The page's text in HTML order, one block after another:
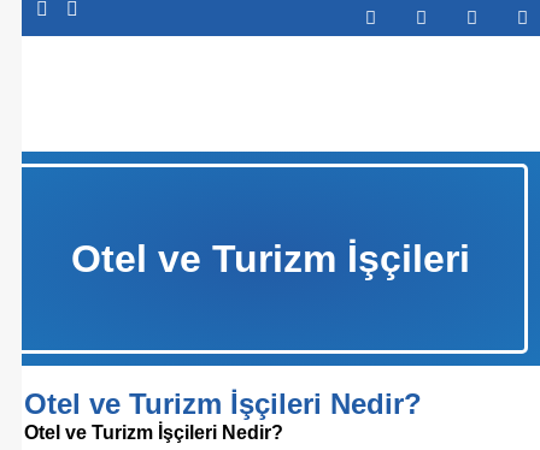
Otel ve Turizm İşçileri
Otel ve Turizm İşçileri Nedir?
Otel ve Turizm İşçileri Nedir?